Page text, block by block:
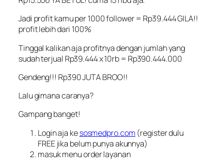
Jadi profit kamu per 1000 follower = Rp39.444 GILA!!
profit lebih dari 100%
Tinggal kalikan aja profitnya dengan jumlah yang
sudah terjual Rp39.444 x 10rb = Rp390.444.000
Gendeng!!! Rp390 JUTA BROO!!
Lalu gimana caranya?
Gampang banget!
Login aja kesosmedpro.com (register dulu
FREE jika belum punya akunnya)
masuk menu order layanan